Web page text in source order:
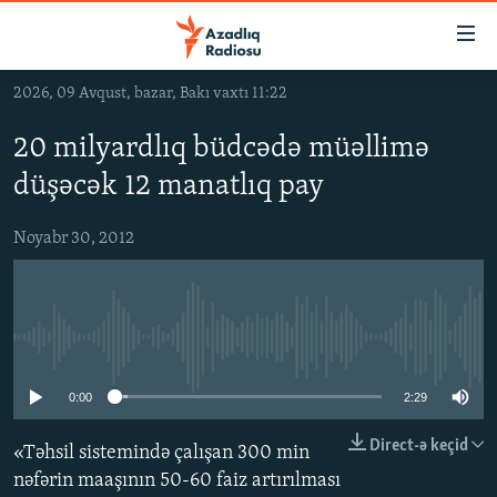
Əsas
qayıt
Əsas
naviqasiyaya
qayıt
Axtarışa
#İZAHLA
KORRUPSIOMETR
#ƏSLINDƏ
MULTIMEDIA
FOTOQALEREYA
RADIO ARXIV
OXU ZALI
HAQQIMIZDA
2026, 09 Avqust, bazar, Bakı vaxtı 11:22
20 milyardlıq büdcədə müəllimə
düşəcək 12 manatlıq pay
Noyabr 30, 2012
0:00 2:29
Direct-ə keçid
«Təhsil sistemində çalışan 300 min
nəfərin maaşının 50-60 faiz artırılması